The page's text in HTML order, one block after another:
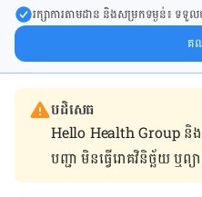
រក្សា​ការ​តាមដាន និងសម្រក​ទម្ងន់៖ ទទួ
ការសម្រក​ទម្ងន់ និងការផ្តល់ជំនួយដោយផ្
គ
បដិសេធ
Hello Health Group និង
បញ្ជា មិន​ធ្វើ​រោគវិនិច្ឆ័យ ឬ​